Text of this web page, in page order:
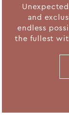
and
endless
the fullest